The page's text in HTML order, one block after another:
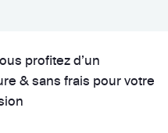
profitez d’un
& sans frais pour votre